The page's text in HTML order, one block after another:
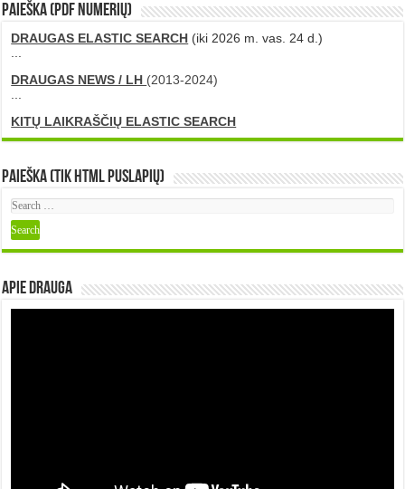
PAIEŠKA (PDF numerių)
DRAUGAS ELASTIC SEARCH (iki 2026 m. vas. 24 d.)
DRAUGAS NEWS / LH (2013-2024)
KITŲ LAIKRAŠČIŲ ELASTIC SEARCH
Paieška (tik HTML puslapių)
Apie DRAUGA